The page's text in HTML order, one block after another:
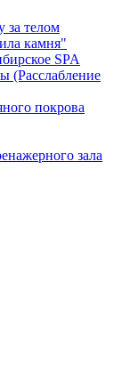
за телом
камня"
SPA
(Расслабление
покрова
зала